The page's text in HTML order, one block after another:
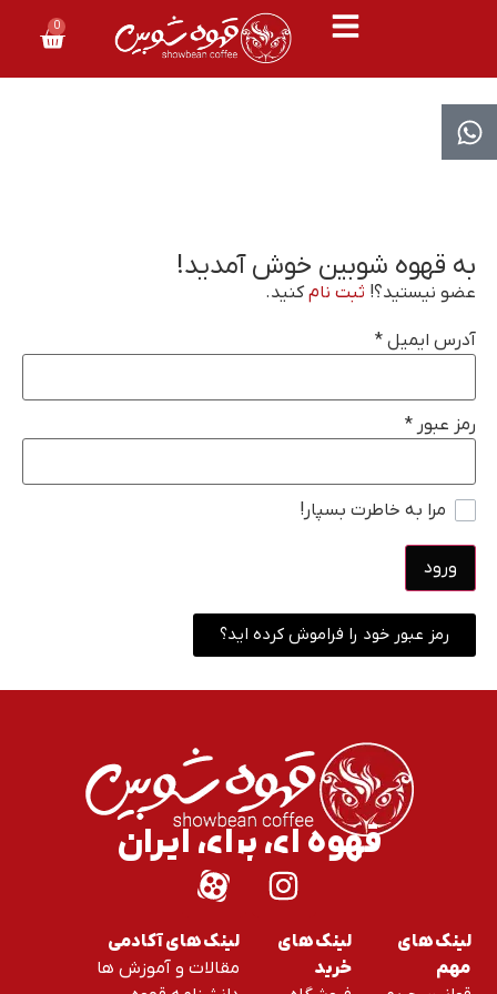
0
به قهوه شوبین خوش آمدید!
عضو نیستید؟! ثبت نامکنید.
آدرس ایمیل *
رمز عبور *
مرا به خاطرت بسپار!
ورود
رمز عبور خود را فراموش کرده اید؟
قهوه ای برای ایران
لینک های
مهم
لینک های
خرید
لینک های آکادمی
مقالات و آموزش ها